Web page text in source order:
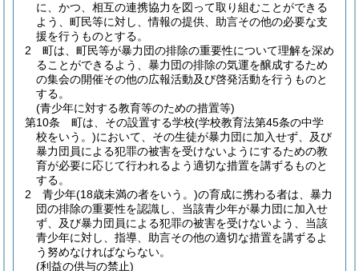
に、かつ、相互の連携協力を図って取り組むことができる
よう、町民等に対し、情報の提供、助言その他の必要な支
援を行うものとする。
2
町は、町民等が暴力団の排除の重要性について理解を深め
ることができるよう、暴力団の排除の気運を醸成するため
の集会の開催その他の広報活動及び啓発活動を行うものと
する。
(青少年に対する教育等のための措置等)
第10条
町は、その設置する学校(学校教育法第45条の中学
校をいう。)において、その生徒が暴力団に加入せず、及び
暴力団員による犯罪の被害を受けないようにするための教
育が必要に応じて行われるよう適切な措置を講ずるものと
する。
2
青少年(18歳未満の者をいう。)の育成に携わる者は、暴力
団の排除の重要性を認識し、当該青少年が暴力団に加入せ
ず、及び暴力団員による犯罪の被害を受けないよう、当該
青少年に対し、指導、助言その他の適切な措置を講ずるよ
う努めなければならない。
(利益の供与の禁止)